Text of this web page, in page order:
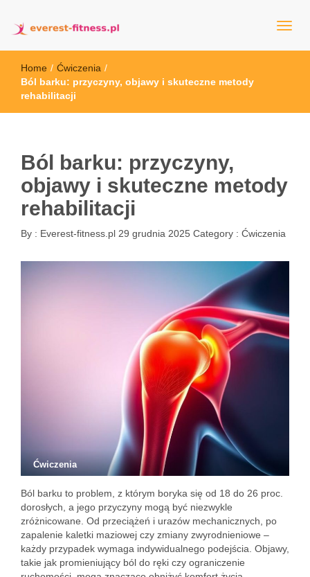
everest-fitness.pl
Home / Ćwiczenia /
Ból barku: przyczyny, objawy i skuteczne metody
rehabilitacji
Ból barku: przyczyny,
objawy i skuteczne metody
rehabilitacji
By : Everest-fitness.pl 29 grudnia 2025 Category : Ćwiczenia
Ćwiczenia
Ból barku to problem, z którym boryka się od 18 do 26 proc.
dorosłych, a jego przyczyny mogą być niezwykle
zróżnicowane. Od przeciążeń i urazów mechanicznych, po
zapalenie kaletki maziowej czy zmiany zwyrodnieniowe –
każdy przypadek wymaga indywidualnego podejścia. Objawy,
takie jak promieniujący ból do ręki czy ograniczenie